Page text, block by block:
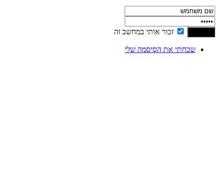
זכור אותי במחשב זה
שכחתי את הסיסמה שלי